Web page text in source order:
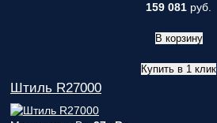
159 081 руб.
В корзину
Купить в 1 клик
Штиль R27000